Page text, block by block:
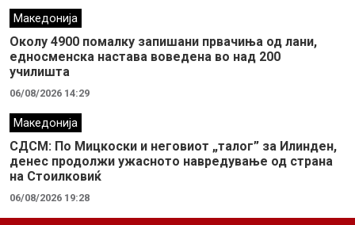
Македонија
Околу 4900 помалку запишани првачиња од лани,
едносменска настава воведена во над 200
училишта
06/08/2026 14:29
Македонија
СДСМ: По Мицкоски и неговиот „талог” за Илинден,
денес продолжи ужасното навредување од страна
на Стоилковиќ
06/08/2026 19:28